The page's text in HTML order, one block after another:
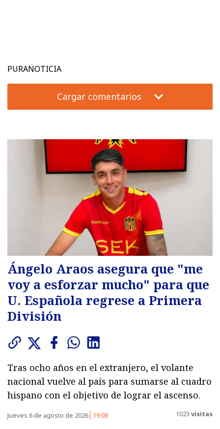
PURANOTICIA
Cargar comentarios
Ángelo Araos asegura que "me
voy a esforzar mucho" para que
U. Española regrese a Primera
División
Tras ocho años en el extranjero, el volante
nacional vuelve al país para sumarse al cuadro
hispano con el objetivo de lograr el ascenso.
Jueves 6 de agosto de 2026 19:08 1023 visitas